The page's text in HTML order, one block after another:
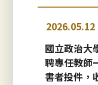
2026.05.12
國立政治大
聘專任教師
書者投件，